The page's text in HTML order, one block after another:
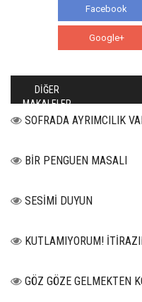
Facebook
Google+
DİĞER
MAKALELER
SOFRADA AYRIMCILIK
BİR PENGUEN MASALI
SESİMİ DUYUN
KUTLAMIYORUM!
GÖZ GÖZE GELMEKTEN